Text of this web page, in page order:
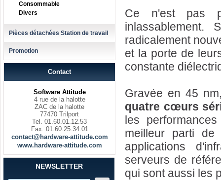
Consommable
Divers
Pièces détachées Station de travail
Promotion
Contact
Software Attitude
4 rue de la halotte
ZAC de la halotte
77470 Trilport
Tel. 01.60.01.12.53
Fax. 01.60.25.34.01
contact@hardware-attitude.com
www.hardware-attitude.com
NEWSLETTER
Ce n'est pas
radicalement
et la porte de
constante
Gravée en 45
quatre cœurs
les
meilleur parti
applications
serveurs de
qui sont aussi les